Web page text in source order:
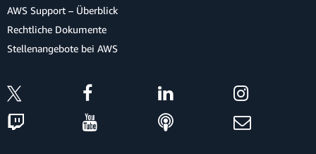
AWS Support – Überblick
Rechtliche Dokumente
Stellenangebote bei AWS